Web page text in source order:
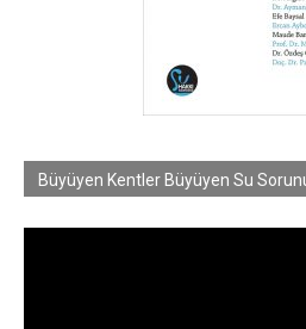
Büyüyen Kentler Büyüyen Su